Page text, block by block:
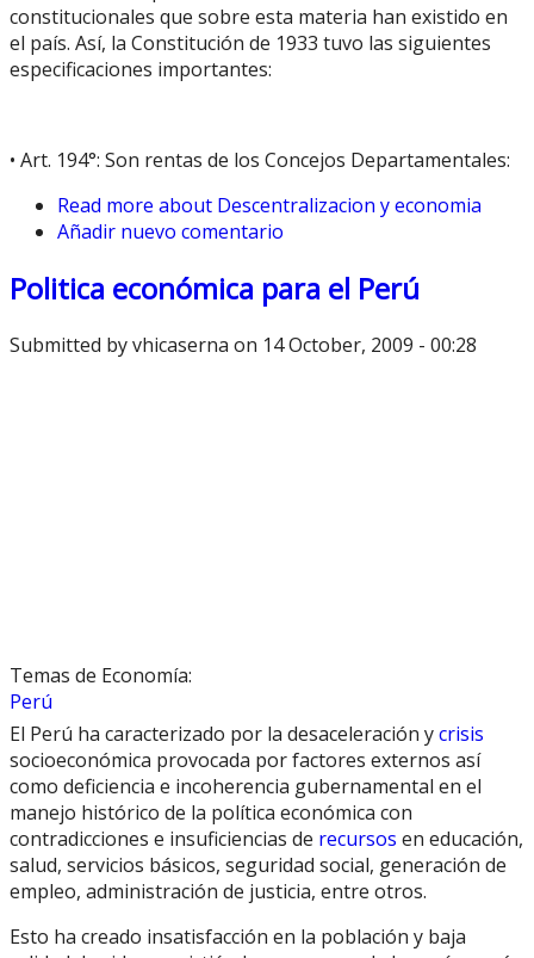
constitucionales que sobre esta materia han existido en
el país. Así, la Constitución de 1933 tuvo las siguientes
especificaciones importantes:
• Art. 194°: Son rentas de los Concejos Departamentales:
Read more about Descentralizacion y economia
Añadir nuevo comentario
Politica económica para el Perú
Submitted byvhicaserna on 14 October, 2009 - 00:28
Temas de Economía:
Perú
El Perú ha caracterizado por la desaceleración ycrisis
socioeconómica provocada por factores externos así
como deficiencia e incoherencia gubernamental en el
manejo histórico de la política económica con
contradicciones e insuficiencias de recursos en educación,
salud, servicios básicos, seguridad social, generación de
empleo, administración de justicia, entre otros.
Esto ha creado insatisfacción en la población y baja